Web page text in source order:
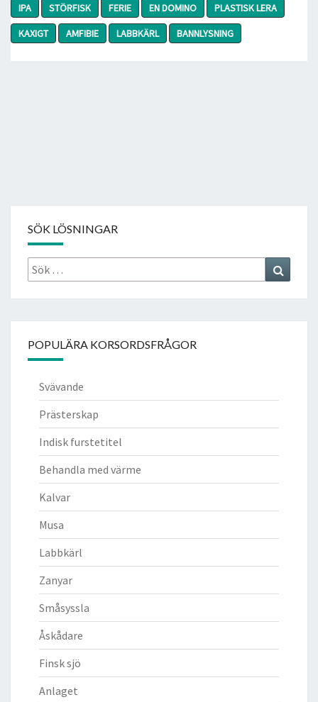
IPA
STÖRFISK FERIE EN DOMINO
PLASTISK LERA
KAXIGT
AMFIBIE LABBKÄRL BANNLYSNING
SÖK LÖSNINGAR
Sök
efter:
POPULÄRA KORSORDSFRÅGOR
Svävande
Prästerskap
Indisk furstetitel
Behandla med värme
Kalvar
Musa
Labbkärl
Zanyar
Småsyssla
Åskådare
Finsk sjö
Anlaget